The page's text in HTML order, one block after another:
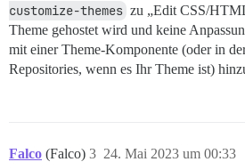
customize-themes zu „Edit CSS/
Theme gehostet wird und keine
mit einer Theme-Komponente (oder in
Repositories, wenn es Ihr Theme ist)
Falco (Falco) 24. Mai 2023 um 00:33
3